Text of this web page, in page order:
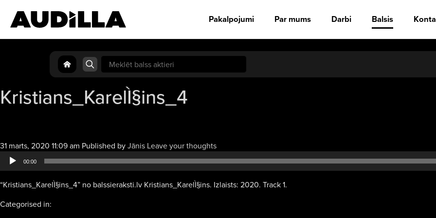
Pakalpojumi Par mums Darbi Balsis
Search
for:
Kristians_KarelÌ§ins_4
31 marts, 2020 11:09 am Published byJānis Leave your thoughtsAudio
atskaņotājs
00:00
“Kristians_KarelÌ§ins_4” no balssieraksti.lv Kristians_KarelÌ§ins. Izlaists: 2020. Track 1.
Categorised in: